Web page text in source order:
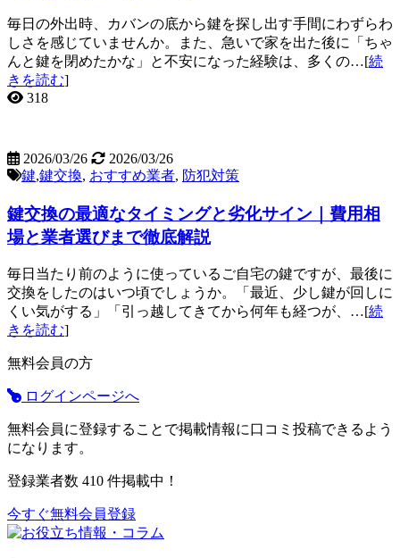
毎日の外出時、カバンの底から鍵を探し出す手間にわずらわ
しさを感じていませんか。また、急いで家を出た後に「ちゃ
んと鍵を閉めたかな」と不安になった経験は、多くの…[続
きを読む]
318
2026/03/26
2026/03/26
鍵,鍵交換, おすすめ業者, 防犯対策
鍵交換の最適なタイミングと劣化サイン｜費用相
場と業者選びまで徹底解説
毎日当たり前のように使っているご自宅の鍵ですが、最後に
交換をしたのはいつ頃でしょうか。「最近、少し鍵が回しに
くい気がする」「引っ越してきてから何年も経つが、…[続
きを読む]
無料会員の方
ログインページへ
無料会員に登録することで掲載情報に口コミ投稿できるよう
になります。
登録業者数 410 件掲載中！
今すぐ無料会員登録